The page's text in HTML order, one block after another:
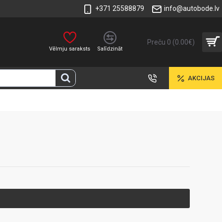
+371 25588879 info@autobode.lv
Vēlmju saraksts Salīdzināt
Preču 0 (0.00€)
AKCIJAS